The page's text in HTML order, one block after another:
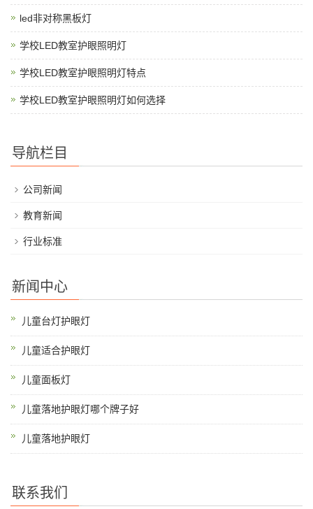
led非对称黑板灯
学校LED教室护眼照明灯
学校LED教室护眼照明灯特点
学校LED教室护眼照明灯如何选择
导航栏目
公司新闻
教育新闻
行业标准
新闻中心
儿童台灯护眼灯
儿童适合护眼灯
儿童面板灯
儿童落地护眼灯哪个牌子好
儿童落地护眼灯
联系我们